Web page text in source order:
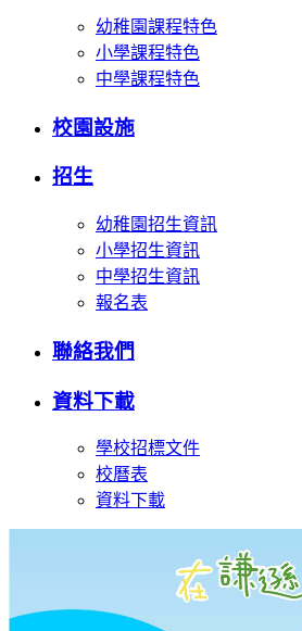
幼稚園課程特色
小學課程特色
中學課程特色
校園設施
招生
幼稚園招生資訊
小學招生資訊
中學招生資訊
報名表
聯絡我們
資料下載
學校招標文件
校曆表
資料下載